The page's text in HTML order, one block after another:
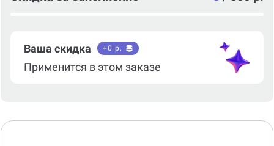
Ваша скидка +0 р.
Применится в этом заказе